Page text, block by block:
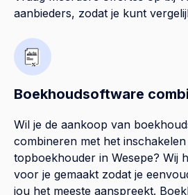
aanbieders, zodat je kunt
Boekhoudsoftware
Wil je de aankoop van
combineren met het
topboekhouder in Wesepe? Wij
voor je gemaakt zodat je
jou het meeste aanspreekt.